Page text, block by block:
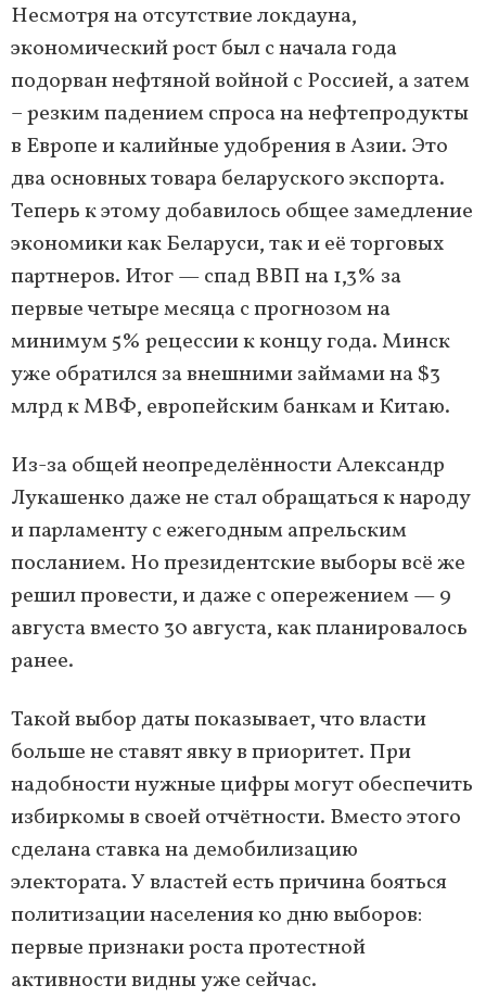
Несмотря на отсутствие локдауна,
экономический рост был с начала года
подорван нефтяной войной с Россией, а затем
– резким падением спроса на нефтепродукты
в Европе и калийные удобрения в Азии. Это
два основных товара беларуского экспорта.
Теперь к этому добавилось общее замедление
экономики как Беларуси, так и её торговых
партнеров. Итог — спад ВВП на 1,3% за
первые четыре месяца с прогнозом на
минимум 5% рецессии к концу года. Минск
уже обратился за внешними займами на $3
млрд к МВФ, европейским банкам и Китаю.
Из-за общей неопределённости Александр
Лукашенко даже не стал обращаться к народу
и парламенту с ежегодным апрельским
посланием. Но президентские выборы всё же
решил провести, и даже с опережением — 9
августа вместо 30 августа, как планировалось
ранее.
Такой выбор даты показывает, что власти
больше не ставят явку в приоритет. При
надобности нужные цифры могут обеспечить
избиркомы в своей отчётности. Вместо этого
сделана ставка на демобилизацию
электората. У властей есть причина бояться
политизации населения ко дню выборов:
первые признаки роста протестной
активности видны уже сейчас.